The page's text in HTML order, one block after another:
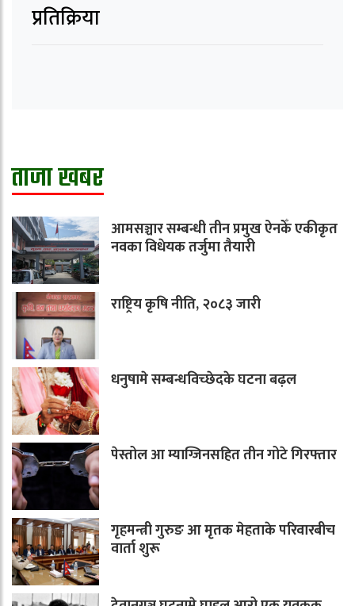
प्रतिक्रिया
ताजा खबर
आमसञ्चार सम्बन्धी तीन प्रमुख ऐनकेँ एकीकृत
नवका विधेयक तर्जुमा तैयारी
राष्ट्रिय कृषि नीति, २०८३ जारी
धनुषामे सम्बन्धविच्छेदके घटना बढ़ल
पेस्तोल आ म्याग्जिनसहित तीन गोटे गिरफ्तार
गृहमन्त्री गुरुङ आ मृतक मेहताके परिवारबीच
वार्ता शुरू